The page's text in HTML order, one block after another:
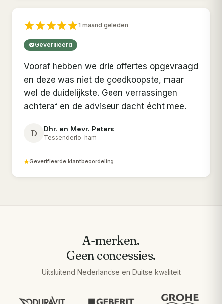
1 maand geleden
Geverifieerd
Vooraf hebben we drie offertes opgevraagd
en deze was niet de goedkoopste, maar
wel de duidelijkste. Geen verrassingen
achteraf en de adviseur dacht écht mee.
D Dhr. en Mevr. Peters
Tessenderlo-ham
Geverifieerde klantbeoordeling
A-merken.
Geen concessies.
Uitsluitend Nederlandse en Duitse kwaliteit